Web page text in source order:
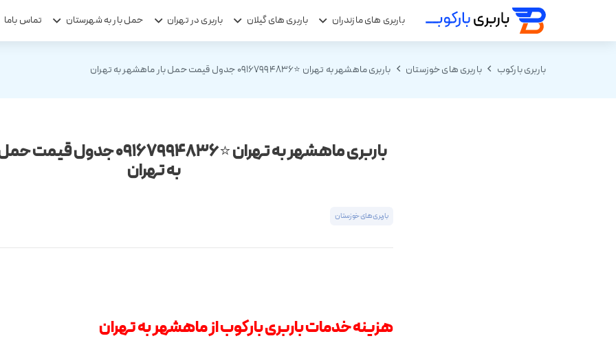
باربری های مازندران باربری های گیلان باربری در تهران حمل بار به شهرستان تماس باما
باربری بارکوب باربری های خوزستان باربری ماهشهر به تهران ⭐️09167994836 جدول قیمت حمل بار ماهشهر به تهران
باربری ماهشهر به تهران
به تهران
باربری های خوزستان
هزینه خدمات باربری بارکوب از ماهشهر به تهران